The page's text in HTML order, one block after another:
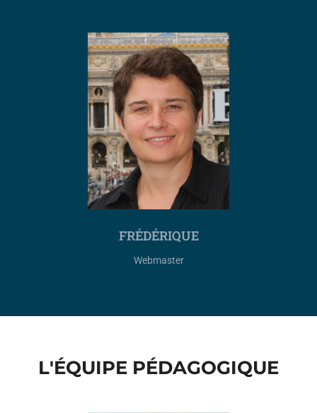
FRÉDÉRIQUE
Webmaster
L'ÉQUIPE PÉDAGOGIQUE